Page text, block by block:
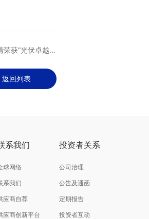
获“光伏卓越人
返回列表
系我们
球网络
系我们
应商自荐
应商创新平台
投资者关系
公司治理
公告及通函
定期报告
投资者互动